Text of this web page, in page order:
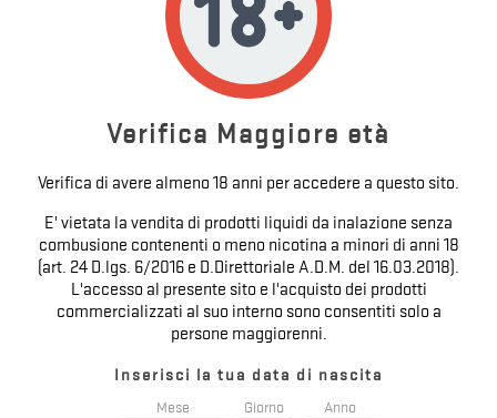
FROLLINO CON MARMELLATA AI FICHI -
GOURMET - HOLY...
Prezzo
14,53 €

Verifica Maggiore età
Verifica di avere almeno 18 anni per accedere a questo sito.
E' vietata la vendita di prodotti liquidi da inalazione senza
combusione contenenti o meno nicotina a minori di anni 18
(art. 24 D.lgs. 6/2016 e D.Direttoriale A.D.M. del 16.03.2018).
L'accesso al presente sito e l'acquisto dei prodotti
commercializzati al suo interno sono consentiti solo a
persone maggiorenni.
Inserisci la tua data di nascita
Mese Giorno Anno